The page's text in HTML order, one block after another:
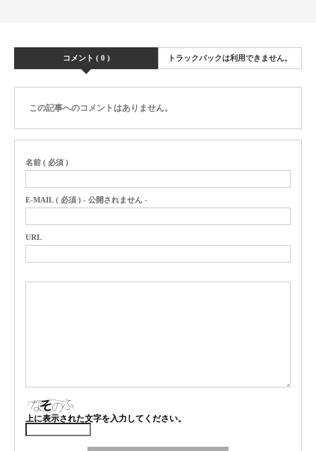
コメント ( 0 ) トラックバックは利用できません。
この記事へのコメントはありません。
名前 ( 必須 )
E-MAIL ( 必須 ) - 公開されません -
URL
上に表示された文字を入力してください。